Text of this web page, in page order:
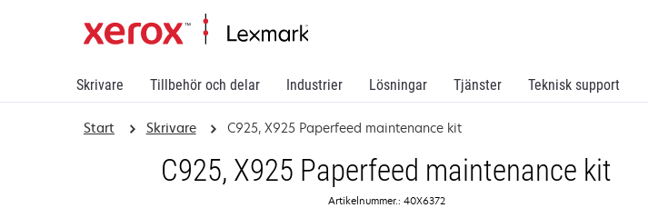
Skrivare Tillbehör och delar Industrier Lösningar Tjänster Teknisk support
Start Skrivare C925, X925 Paperfeed maintenance kit
C925, X925 Paperfeed maintenance kit
Artikelnummer.: 40X6372